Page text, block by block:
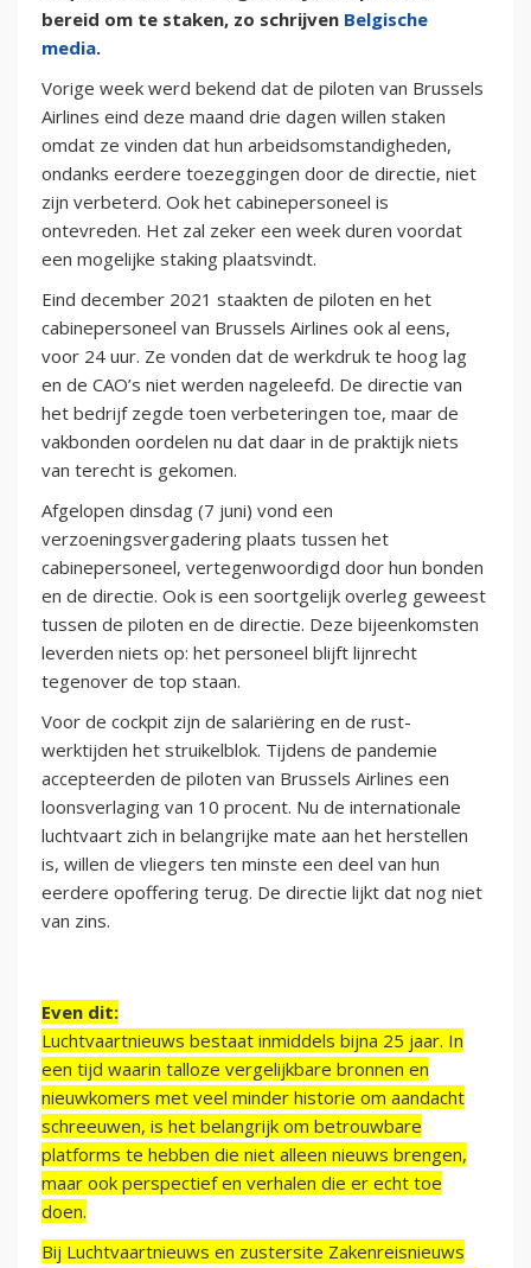
bereid om te staken, zo schrijven Belgische
media.
Vorige week werd bekend dat de piloten van Brussels
Airlines eind deze maand drie dagen willen staken
omdat ze vinden dat hun arbeidsomstandigheden,
ondanks eerdere toezeggingen door de directie, niet
zijn verbeterd. Ook het cabinepersoneel is
ontevreden. Het zal zeker een week duren voordat
een mogelijke staking plaatsvindt.
Eind december 2021 staakten de piloten en het
cabinepersoneel van Brussels Airlines ook al eens,
voor 24 uur. Ze vonden dat de werkdruk te hoog lag
en de CAO’s niet werden nageleefd. De directie van
het bedrijf zegde toen verbeteringen toe, maar de
vakbonden oordelen nu dat daar in de praktijk niets
van terecht is gekomen.
Afgelopen dinsdag (7 juni) vond een
verzoeningsvergadering plaats tussen het
cabinepersoneel, vertegenwoordigd door hun bonden
en de directie. Ook is een soortgelijk overleg geweest
tussen de piloten en de directie. Deze bijeenkomsten
leverden niets op: het personeel blijft lijnrecht
tegenover de top staan.
Voor de cockpit zijn de salariëring en de rust-
werktijden het struikelblok. Tijdens de pandemie
accepteerden de piloten van Brussels Airlines een
loonsverlaging van 10 procent. Nu de internationale
luchtvaart zich in belangrijke mate aan het herstellen
is, willen de vliegers ten minste een deel van hun
eerdere opoffering terug. De directie lijkt dat nog niet
van zins.
Even dit:
Luchtvaartnieuws bestaat inmiddels bijna 25 jaar. In
een tijd waarin talloze vergelijkbare bronnen en
nieuwkomers met veel minder historie om aandacht
schreeuwen, is het belangrijk om betrouwbare
platforms te hebben die niet alleen nieuws brengen,
maar ook perspectief en verhalen die er echt toe
doen.
Bij Luchtvaartnieuws en zustersite Zakenreisnieuws